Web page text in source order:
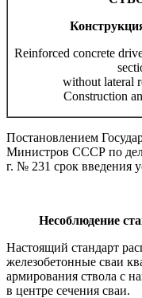
Reinforced concrete
without lateral
Construction
Постановлением
Министров СССР по
г. № 231 срок введения
Несоблюдение
Настоящий стандарт
железобетонные сваи
армирования ствола с
в центре сечения сваи.